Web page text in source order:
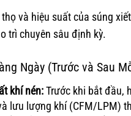
và hiệu suất của súng
trì chuyên sâu định kỳ.
Ngày (Trước và Sau
khí nén:Trước khi bắt đầu,
lưu lượng khí (CFM/LPM)